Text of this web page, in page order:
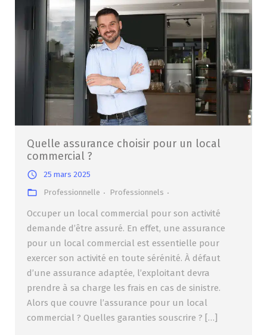
Quelle assurance choisir pour un local
commercial ?
25 mars 2025
Professionnelle
Professionnels
Occuper un local commercial pour son activité
demande d’être assuré. En effet, une assurance
pour un local commercial est essentielle pour
exercer son activité en toute sérénité. À défaut
d’une assurance adaptée, l’exploitant devra
prendre à sa charge les frais en cas de sinistre.
Alors que couvre l’assurance pour un local
commercial ? Quelles garanties souscrire ? […]